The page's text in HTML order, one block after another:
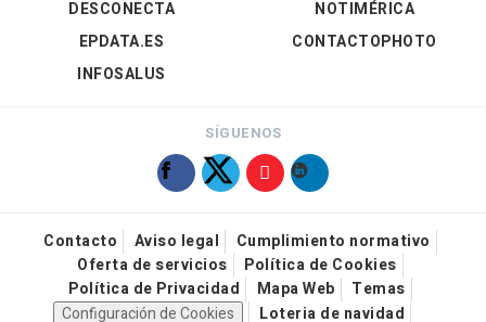
DESCONECTA
EPDATA.ES
INFOSALUS
NOTIMÉRICA
CONTACTOPHOTO
SÍGUENOS
Contacto Aviso legal
Cumplimiento normativo
Oferta de servicios
Política de Cookies
Política de Privacidad
Mapa Web
Temas
Configuración de Cookies
Loteria de navidad